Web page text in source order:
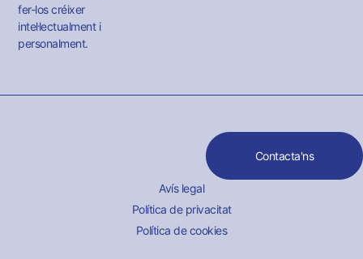
fer-los créixer
intel·lectualment i
personalment.
Contacta'ns
Avís legal
Política de privacitat
Política de cookies